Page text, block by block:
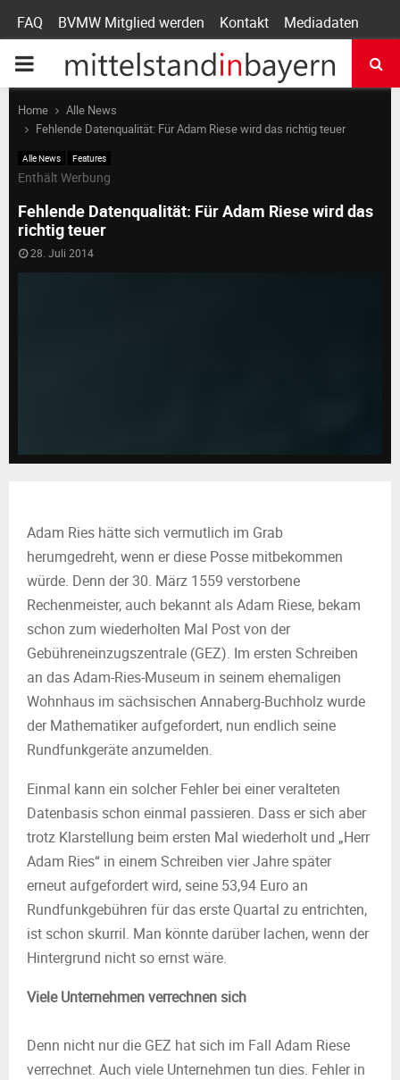
FAQ BVMW Mitglied werden Kontakt Mediadaten
P
R
M
A
E
U
Home
Alle News
Fehlende Datenqualität: Für Adam Riese wird das richtig teuer
Alle News Features
Enthält Werbung
Fehlende Datenqualität: Für Adam Riese wird das
richtig teuer
28. Juli 2014
Adam Ries hätte sich vermutlich im Grab
herumgedreht, wenn er diese Posse mitbekommen
würde. Denn der 30. März 1559 verstorbene
Rechenmeister, auch bekannt als Adam Riese, bekam
schon zum wiederholten Mal Post von der
Gebühreneinzugszentrale (GEZ). Im ersten Schreiben
an das Adam-Ries-Museum in seinem ehemaligen
Wohnhaus im sächsischen Annaberg-Buchholz wurde
der Mathematiker aufgefordert, nun endlich seine
Rundfunkgeräte anzumelden.
Einmal kann ein solcher Fehler bei einer veralteten
Datenbasis schon einmal passieren. Dass er sich aber
trotz Klarstellung beim ersten Mal wiederholt und „Herr
Adam Ries“ in einem Schreiben vier Jahre später
erneut aufgefordert wird, seine 53,94 Euro an
Rundfunkgebühren für das erste Quartal zu entrichten,
ist schon skurril. Man könnte darüber lachen, wenn der
Hintergrund nicht so ernst wäre.
Viele Unternehmen verrechnen sich
Denn nicht nur die GEZ hat sich im Fall Adam Riese
verrechnet. Auch viele Unternehmen tun dies. Fehler in